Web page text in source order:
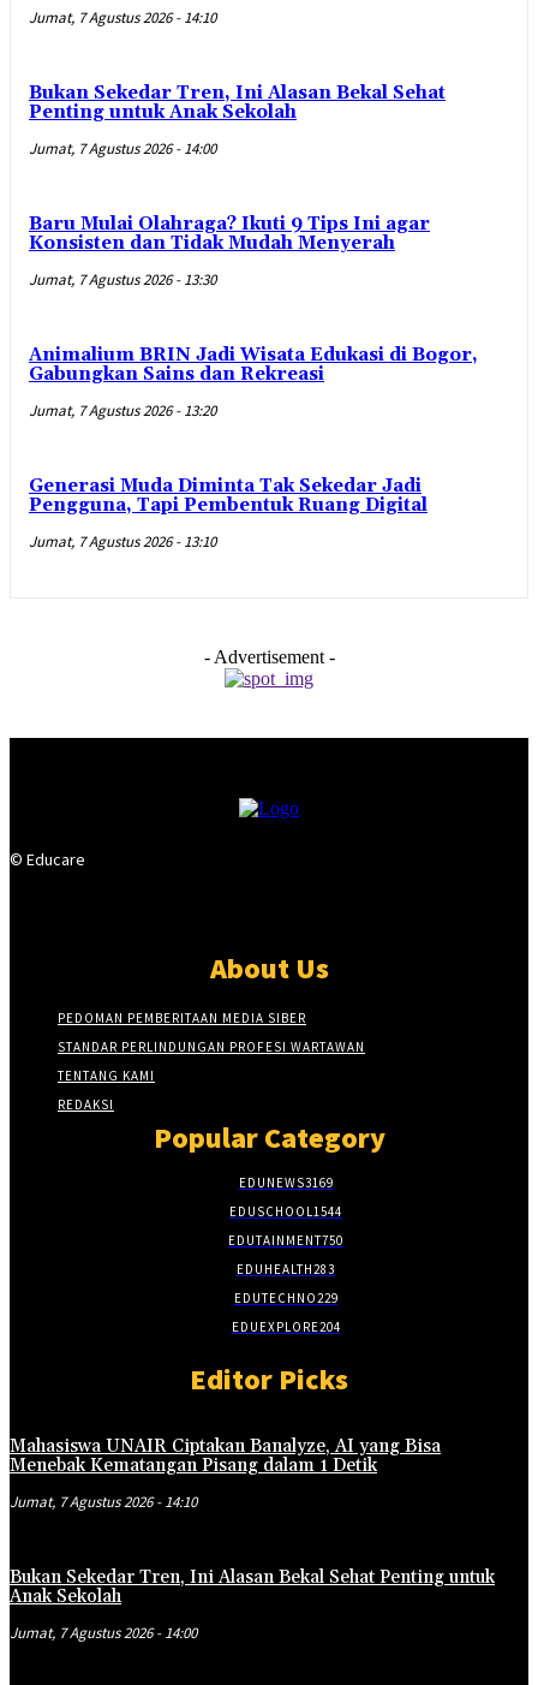
Jumat, 7 Agustus 2026 - 14:10
Bukan Sekedar Tren, Ini Alasan Bekal Sehat
Penting untuk Anak Sekolah
Jumat, 7 Agustus 2026 - 14:00
Baru Mulai Olahraga? Ikuti 9 Tips Ini agar
Konsisten dan Tidak Mudah Menyerah
Jumat, 7 Agustus 2026 - 13:30
Animalium BRIN Jadi Wisata Edukasi di Bogor,
Gabungkan Sains dan Rekreasi
Jumat, 7 Agustus 2026 - 13:20
Generasi Muda Diminta Tak Sekedar Jadi
Pengguna, Tapi Pembentuk Ruang Digital
Jumat, 7 Agustus 2026 - 13:10
- Advertisement -
© Educare
About Us
PEDOMAN PEMBERITAAN MEDIA SIBER
STANDAR PERLINDUNGAN PROFESI WARTAWAN
TENTANG KAMI
REDAKSI
Popular Category
EDUNEWS3169
EDUSCHOOL1544
EDUTAINMENT750
EDUHEALTH283
EDUTECHNO229
EDUEXPLORE204
Editor Picks
Mahasiswa UNAIR Ciptakan Banalyze, AI yang Bisa
Menebak Kematangan Pisang dalam 1 Detik
Jumat, 7 Agustus 2026 - 14:10
Bukan Sekedar Tren, Ini Alasan Bekal Sehat Penting untuk
Anak Sekolah
Jumat, 7 Agustus 2026 - 14:00